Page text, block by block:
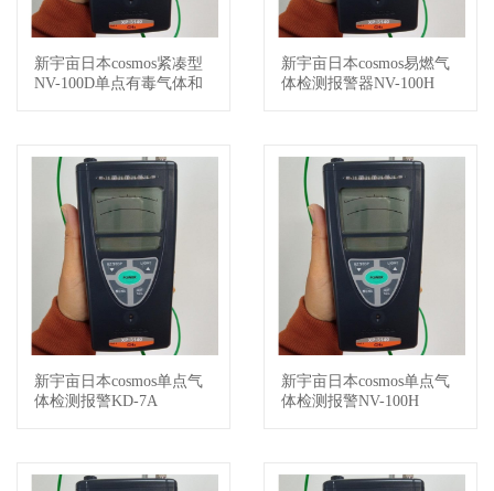
查看详情
新宇亩日本cosmos紧凑型
NV-100D单点有毒气体和
查看详情
新宇亩日本cosmos易燃气
体检测报警器NV-100H
查看详情
新宇亩日本cosmos单点气
体检测报警KD-7A
查看详情
新宇亩日本cosmos单点气
体检测报警NV-100H